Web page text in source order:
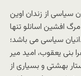
سیاسی از زندان اوین
اند که مرگ افشین اسانلو تنها
سیاسی می باشد؛
بنی یعقوب، امید میر
بهشتی و بسیاری از